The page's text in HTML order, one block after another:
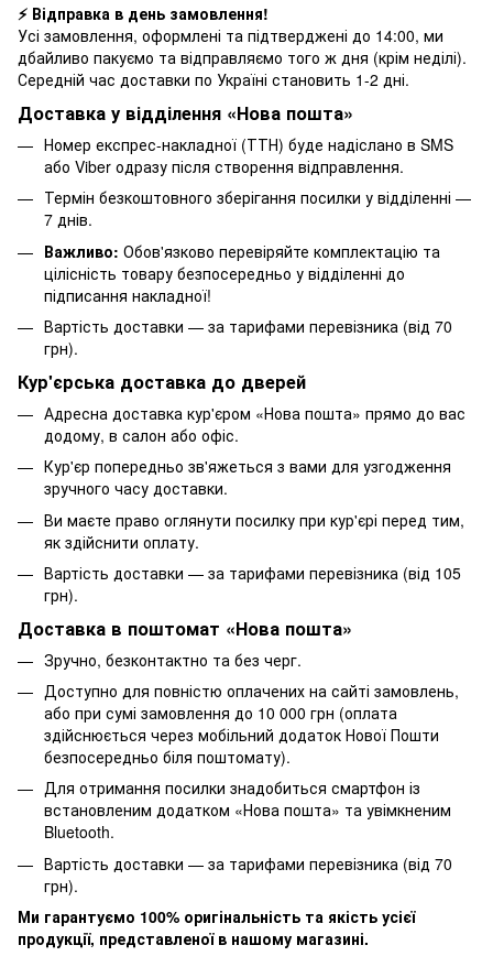
⚡ Відправка в день замовлення!
Усі замовлення, оформлені та підтверджені до 14:00, ми
дбайливо пакуємо та відправляємо того ж дня (крім неділі).
Середній час доставки по Україні становить 1-2 дні.
Доставка у відділення «Нова пошта»
Номер експрес-накладної (ТТН) буде надіслано в SMS
або Viber одразу після створення відправлення.
Термін безкоштовного зберігання посилки у відділенні —
7 днів.
Важливо: Обов'язково перевіряйте комплектацію та
цілісність товару безпосередньо у відділенні до
підписання накладної!
Вартість доставки — за тарифами перевізника (від 70
грн).
Кур'єрська доставка до дверей
Адресна доставка кур'єром «Нова пошта» прямо до вас
додому, в салон або офіс.
Кур'єр попередньо зв'яжеться з вами для узгодження
зручного часу доставки.
Ви маєте право оглянути посилку при кур'єрі перед тим,
як здійснити оплату.
Вартість доставки — за тарифами перевізника (від 105
грн).
Доставка в поштомат «Нова пошта»
Зручно, безконтактно та без черг.
Доступно для повністю оплачених на сайті замовлень,
або при сумі замовлення до 10 000 грн (оплата
здійснюється через мобільний додаток Нової Пошти
безпосередньо біля поштомату).
Для отримання посилки знадобиться смартфон із
встановленим додатком «Нова пошта» та увімкненим
Bluetooth.
Вартість доставки — за тарифами перевізника (від 70
грн).
Ми гарантуємо 100% оригінальність та якість усієї
продукції, представленої в нашому магазині.